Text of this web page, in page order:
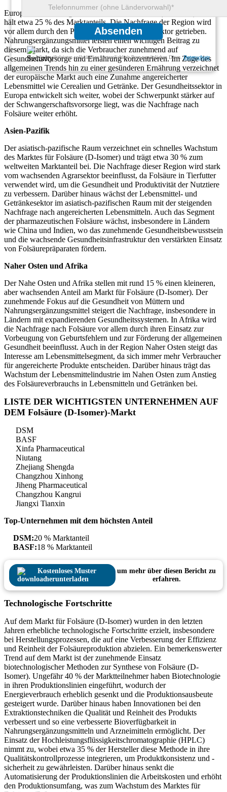
Absenden
Wir gewährleisten vollständige Vertraulichkeit Ihrer persönlichen Daten.Datenschutz
Europa ist einer der größten Märkte für Folsäure (D-Isomer) und
hält etwa 25 % des Marktanteils. Die Nachfrage der Region wird
vor allem durch den Pharma- und Lebensmittelsektor getrieben.
Nahrungsergänzungsmittel leisten einen wichtigen Beitrag zu
diesem Markt, da sich die Verbraucher zunehmend auf
Gesundheitsvorsorge und Ernährung konzentrieren. Im Zuge des
allgemeinen Trends hin zu einer gesünderen Ernährung verzeichnet
der europäische Markt auch eine Zunahme angereicherter
Lebensmittel wie Cerealien und Getränke. Der Gesundheitssektor in
Europa entwickelt sich weiter, wobei der Schwerpunkt stärker auf
der Schwangerschaftsvorsorge liegt, was die Nachfrage nach
Folsäure weiter erhöht.
Asien-Pazifik
Der asiatisch-pazifische Raum verzeichnet ein schnelles Wachstum
des Marktes für Folsäure (D-Isomer) und trägt etwa 30 % zum
weltweiten Marktanteil bei. Die Nachfrage dieser Region wird stark
vom wachsenden Agrarsektor beeinflusst, da Folsäure in Tierfutter
verwendet wird, um die Gesundheit und Produktivität der Nutztiere
zu verbessern. Darüber hinaus wächst der Lebensmittel- und
Getränkesektor im asiatisch-pazifischen Raum mit der steigenden
Nachfrage nach angereicherten Lebensmitteln. Auch das Segment
der pharmazeutischen Folsäure wächst, insbesondere in Ländern
wie China und Indien, wo das zunehmende Gesundheitsbewusstsein
und die wachsende Gesundheitsinfrastruktur den verstärkten Einsatz
von Folsäurepräparaten fördern.
Naher Osten und Afrika
Der Nahe Osten und Afrika stellen mit rund 15 % einen kleineren,
aber wachsenden Anteil am Markt für Folsäure (D-Isomer). Der
zunehmende Fokus auf die Gesundheit von Müttern und
Nahrungsergänzungsmittel steigert die Nachfrage, insbesondere in
Ländern mit expandierenden Gesundheitssystemen. In Afrika wird
die Nachfrage nach Folsäure vor allem durch ihren Einsatz zur
Vorbeugung von Geburtsfehlern und zur Förderung der allgemeinen
Gesundheit beeinflusst. Auch in der Region Naher Osten steigt das
Interesse am Lebensmittelsegment, da sich immer mehr Verbraucher
für angereicherte Produkte entscheiden. Darüber hinaus trägt das
Wachstum der Lebensmittelindustrie im Nahen Osten zum Anstieg
des Folsäureverbrauchs in Lebensmitteln und Getränken bei.
LISTE DER WICHTIGSTEN UNTERNEHMEN AUF
DEM Folsäure (D-Isomer)-Markt
DSM
BASF
Xinfa Pharmaceutical
Niutang
Zhejiang Shengda
Changzhou Xinhong
Jiheng Pharmaceutical
Changzhou Kangrui
Jiangxi Tianxin
Top-Unternehmen mit dem höchsten Anteil
DSM:20 % Marktanteil
BASF:18 % Marktanteil
Kostenloses Muster
herunterladen
um mehr über diesen Bericht zu
erfahren.
Technologische Fortschritte
Auf dem Markt für Folsäure (D-Isomer) wurden in den letzten
Jahren erhebliche technologische Fortschritte erzielt, insbesondere
bei Herstellungsprozessen, die auf eine Verbesserung der Effizienz
und Reinheit der Folsäureproduktion abzielen. Ein bemerkenswerter
Trend auf dem Markt ist der zunehmende Einsatz
biotechnologischer Methoden zur Synthese von Folsäure (D-
Isomer). Ungefähr 40 % der Marktteilnehmer haben Biotechnologie
in ihren Produktionslinien eingeführt, wodurch der
Energieverbrauch erheblich gesenkt und die Produktionsausbeute
gesteigert wurde. Darüber hinaus haben Innovationen bei den
Extraktionstechniken die Qualität und Reinheit des Produkts
verbessert und so eine verbesserte Bioverfügbarkeit in
Nahrungsergänzungsmitteln und Arzneimitteln ermöglicht. Der
Einsatz der Hochleistungsflüssigkeitschromatographie (HPLC)
nimmt zu, wobei etwa 35 % der Hersteller diese Methode in ihre
Qualitätskontrollprozesse integrieren, um Produktkonsistenz und -
sicherheit zu gewährleisten. Darüber hinaus senkt die
Automatisierung der Produktionslinien die Arbeitskosten und erhöht
den Produktionsumfang, was zum Wachstum des Marktes für